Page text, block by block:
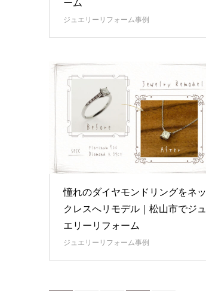
ーム
ジュエリーリフォーム事例
憧れのダイヤモンドリングをネッ
クレスへリモデル｜松山市でジュ
エリーリフォーム
ジュエリーリフォーム事例